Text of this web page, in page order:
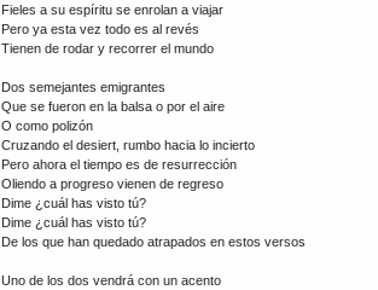
Fieles a su espíritu se enrolan a viajar
Pero ya esta vez todo es al revés
Tienen de rodar y recorrer el mundo
Dos semejantes emigrantes
Que se fueron en la balsa o por el aire
O como polizón
Cruzando el desiert, rumbo hacia lo incierto
Pero ahora el tiempo es de resurrección
Oliendo a progreso vienen de regreso
Dime ¿cuál has visto tú?
Dime ¿cuál has visto tú?
De los que han quedado atrapados en estos versos
Uno de los dos vendrá con un acento